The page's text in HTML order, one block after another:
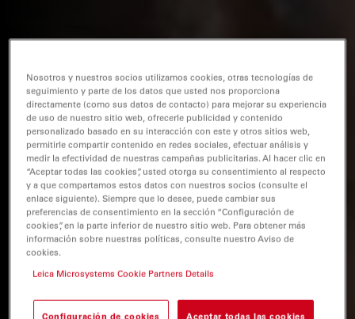
Nosotros y nuestros socios utilizamos cookies, otras tecnologías de
seguimiento y parte de los datos que usted nos proporciona
directamente (como sus datos de contacto) para mejorar su experiencia
de uso de nuestro sitio web, ofrecerle publicidad y contenido
personalizado basado en su interacción con este y otros sitios web,
permitirle compartir contenido en redes sociales, efectuar análisis y
medir la efectividad de nuestras campañas publicitarias. Al hacer clic en
“Aceptar todas las cookies”, usted otorga su consentimiento al respecto
y a que compartamos estos datos con nuestros socios (consulte el
enlace siguiente). Siempre que lo desee, puede cambiar sus
preferencias de consentimiento en la sección “Configuración de
cookies”, en la parte inferior de nuestro sitio web. Para obtener más
información sobre nuestras políticas, consulte nuestro Aviso de
cookies.
Leica Microsystems Cookie Partners Details
Configuración de cookies Aceptar todas las cookies